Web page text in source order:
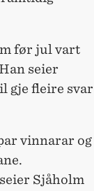
før jul vart
seier
gje fleire svar
vinnarar og
Sjåholm